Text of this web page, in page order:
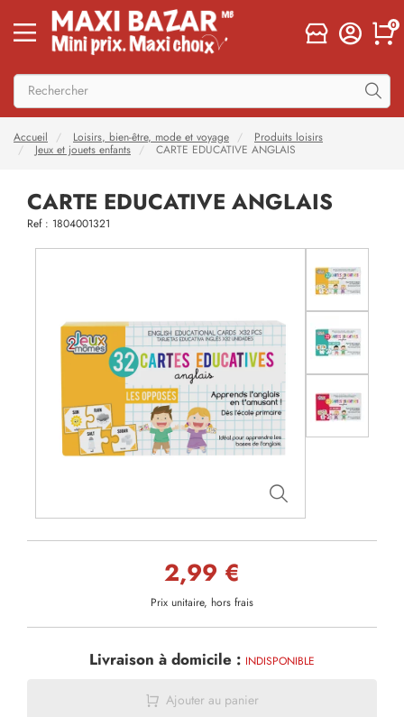
0
Accueil Loisirs, bien-être, mode et voyage
Produits loisirs
Jeux et jouets enfants
CARTE EDUCATIVE ANGLAIS
CARTE EDUCATIVE ANGLAIS
Ref : 1804001321
2,99 €
Prix unitaire, hors frais
Livraison à domicile : INDISPONIBLE
Ajouter au panier